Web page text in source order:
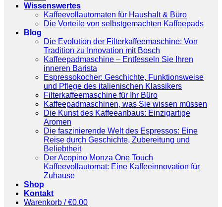
Wissenswertes
Kaffeevollautomaten für Haushalt & Büro
Die Vorteile von selbstgemachten Kaffeepads
Blog
Die Evolution der Filterkaffeemaschine: Von
Tradition zu Innovation mit Bosch
Kaffeepadmaschine – Entfesseln Sie Ihren
inneren Barista
Espressokocher: Geschichte, Funktionsweise
und Pflege des italienischen Klassikers
Filterkaffeemaschine für Ihr Büro
Kaffeepadmaschinen, was Sie wissen müssen
Die Kunst des Kaffeeanbaus: Einzigartige
Aromen
Die faszinierende Welt des Espressos: Eine
Reise durch Geschichte, Zubereitung und
Beliebtheit
Der Acopino Monza One Touch
Kaffeevollautomat: Eine Kaffeeinnovation für
Zuhause
Shop
Kontakt
Warenkorb /€0.00